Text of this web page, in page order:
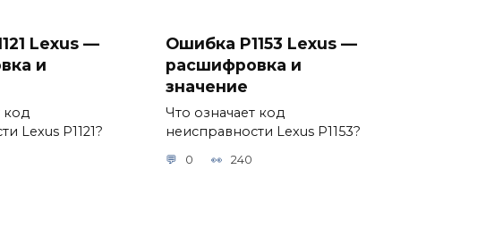
Lexus —
и
код
Lexus P1121?
Ошибка P1153 Lexus —
расшифровка и
значение
Что означает код
неисправности Lexus P1153?
0 240